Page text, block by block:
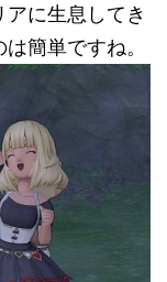
に生息してき
簡単ですね。